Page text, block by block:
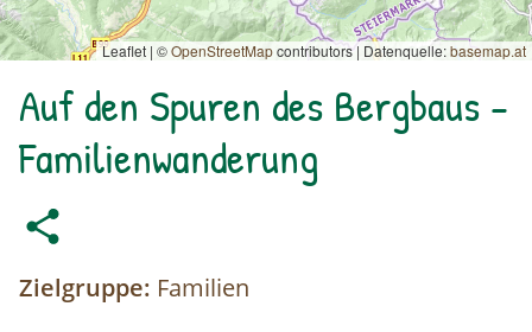
Leaflet | ©OpenStreetMapcontributors | Datenquelle:basemap.at
Auf den Spuren des Bergbaus -
Familienwanderung
Zielgruppe: Familien